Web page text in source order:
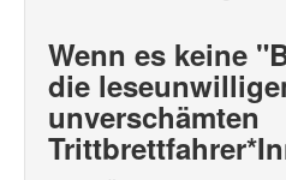
Wenn es keine
die
unverschämten